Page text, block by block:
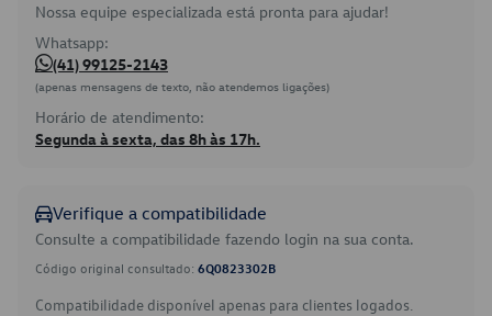
Nossa equipe especializada está pronta para ajudar!
Whatsapp:
(41) 99125-2143
(apenas mensagens de texto, não atendemos ligações)
Horário de atendimento:
Segunda à sexta, das 8h às 17h.
Verifique a compatibilidade
Consulte a compatibilidade fazendo login na sua conta.
Código original consultado: 6Q0823302B
Compatibilidade disponível apenas para clientes logados.